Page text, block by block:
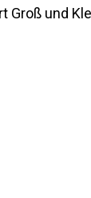
Groß und